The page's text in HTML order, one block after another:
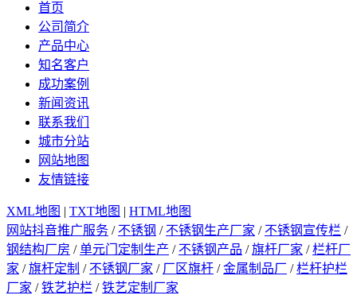
首页
公司简介
产品中心
知名客户
成功案例
新闻资讯
联系我们
城市分站
网站地图
友情链接
XML地图 | TXT地图 | HTML地图
网站抖音推广服务 / 不锈钢 / 不锈钢生产厂家 / 不锈钢宣传栏 /
钢结构厂房 /单元门定制生产 / 不锈钢产品 /旗杆厂家 /栏杆厂
家 /旗杆定制 / 不锈钢厂家 / 厂区旗杆 /金属制品厂 /栏杆护栏
厂家 /铁艺护栏 /铁艺定制厂家